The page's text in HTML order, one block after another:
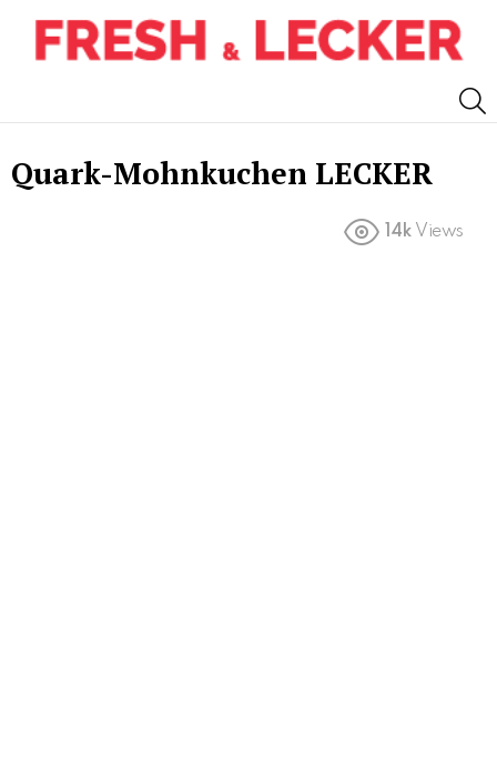
Quark-Mohnkuchen LECKER
14k Views